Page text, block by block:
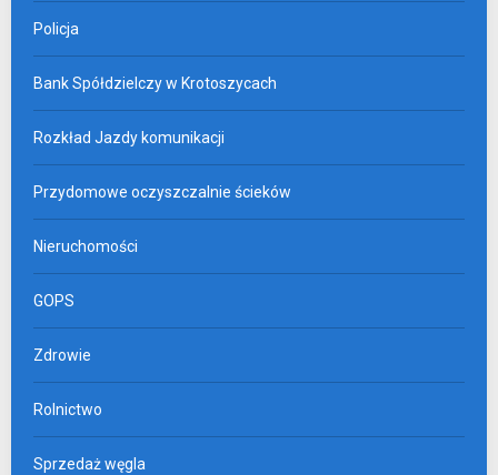
Policja
Bank Spółdzielczy w Krotoszycach
Rozkład Jazdy komunikacji
Przydomowe oczyszczalnie ścieków
Nieruchomości
GOPS
Zdrowie
Rolnictwo
Sprzedaż węgla